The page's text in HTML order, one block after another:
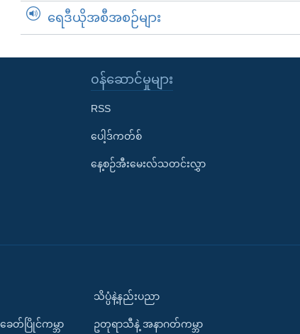
ရေဒီယိုအစီအစဉ်များ
၀န်ဆောင်မှုများ
RSS
ပေါ့ဒ်ကတ်စ်
နေ့စဉ်အီးမေးလ်သတင်းလွှာ
တ်ပြိုင်ကမ္ဘာ
သိပ္ပံနဲ့နည်းပညာ
ဥတုရာသီနဲ့ အနာဂတ်ကမ္ဘာ